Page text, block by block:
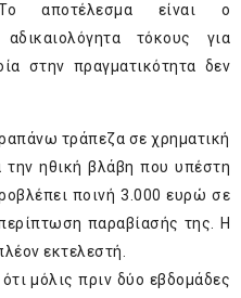
Το αποτέλεσμα είναι ο
τόκους για
στην πραγματικότητα δεν
τράπεζα σε χρηματική
την ηθική βλάβη που υπέστη
ποινή 3.000 ευρώ σε
παραβίασής της. Η
εκτελεστή.
μόλις πριν δύο εβδομάδες